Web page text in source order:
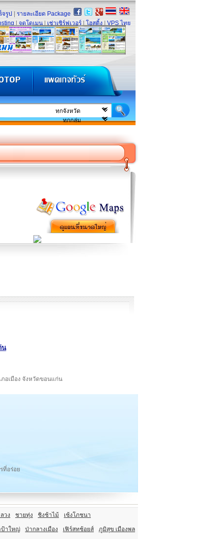
จรูป
รายละเอียด Package
จดโดเมน เช่าเซิร์ฟเวอร์ โฮสติ้ง VPS ไทย
น
อเมือง จังหวัดขอนแก่น
ที่อร่อย
วง ชายทุ่ง ชิงช้าไม้ เซ้งโภชนา
ป้าใหญ่ ป่ากลางเมือง เฟิร์สทช้อยส์ ภูมิสุข เมืองพล